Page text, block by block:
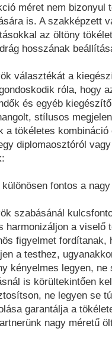
méret nem bizonyul
is. A szakképzett
az öltöny
hosszának
választékát a
róla, hogy
és egyéb
stílusos
a tökéletes
diplomaosztóról
fontos a
szabásánál
harmonizáljon a viselő
figyelmet fordítanak,
a testhez,
kényelmes legyen,
is körültekintően
ne legyen se
garantálja a
nagy méretű